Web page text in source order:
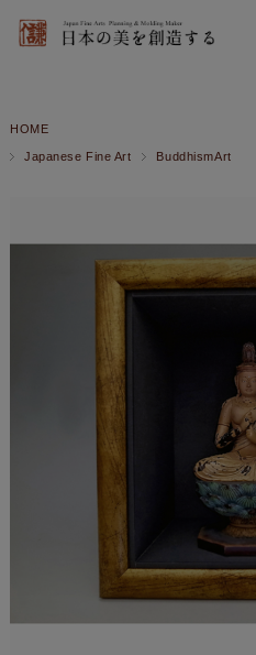
HOME
Japanese Fine Art BuddhismArt